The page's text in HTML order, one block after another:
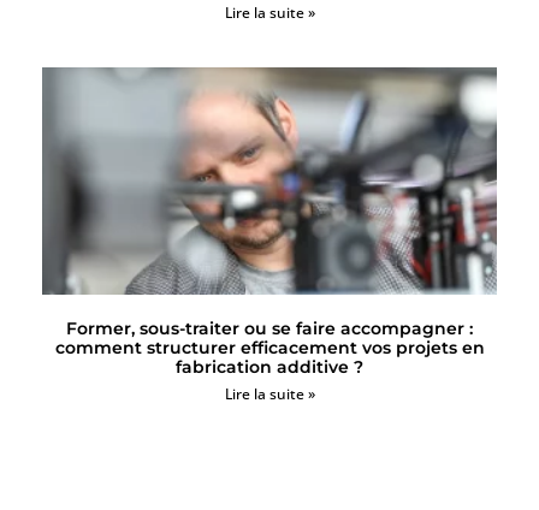
Lire la suite »
Former, sous-traiter ou se faire accompagner :
comment structurer efficacement vos projets en
fabrication additive ?
Lire la suite »